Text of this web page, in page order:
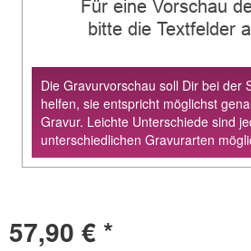
Für eine Vorschau
bitte die Textfelder
Die Gravurvorschau soll Dir bei der
helfen, sie entspricht möglichst
Gravur. Leichte Unterschiede sind
unterschiedlichen Gravurarten
57,90 € *